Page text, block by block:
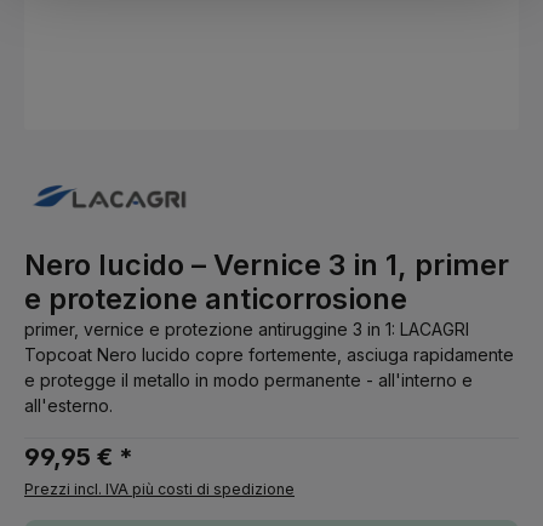
Nero lucido – Vernice 3 in 1, primer
e protezione anticorrosione
primer, vernice e protezione antiruggine 3 in 1: LACAGRI
Topcoat Nero lucido copre fortemente, asciuga rapidamente
e protegge il metallo in modo permanente - all'interno e
all'esterno.
99,95 € *
Prezzi incl. IVA più costi di spedizione